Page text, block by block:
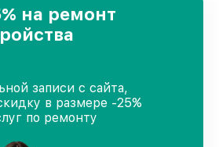
на ремонт
записи с сайта,
в размере -25%
по ремонту